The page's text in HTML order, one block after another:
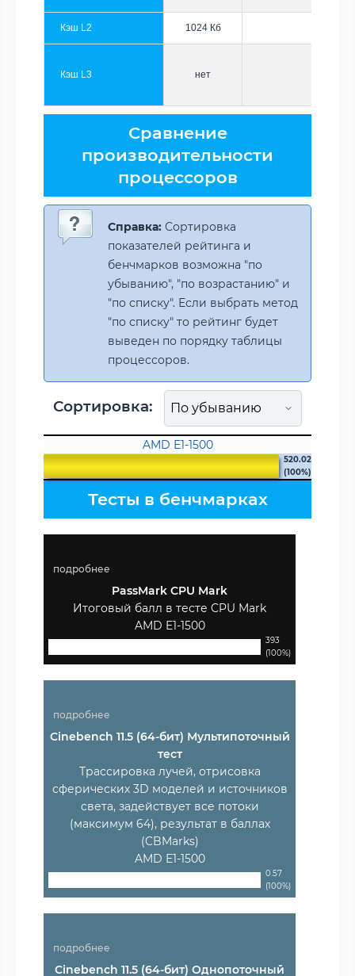
Кэш L2 1024 Кб
Кэш L3 нет
Сравнение
производительности
процессоров
Справка: Сортировка
показателей рейтинга и
бенчмарков возможна "по
убыванию", "по возрастанию" и
"по списку". Если выбрать метод
"по списку" то рейтинг будет
выведен по порядку таблицы
процессоров.
Сортировка:
AMD E1-1500
520.02
(100%)
Тесты в бенчмарках
подробнее
PassMark CPU Mark
Итоговый балл в тесте CPU Mark
AMD E1-1500
393
(100%)
подробнее
Cinebench 11.5 (64-бит) Мультипоточный
тест
Трассировка лучей, отрисовка
сферических 3D моделей и источников
света, задействует все потоки
(максимум 64), результат в баллах
(CBMarks)
AMD E1-1500
0.57
(100%)
подробнее
Cinebench 11.5 (64-бит) Однопоточный